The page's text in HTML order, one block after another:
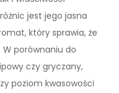
jest jego jasna
który sprawia, że
W porównaniu do
czy gryczany,
poziom kwasowości